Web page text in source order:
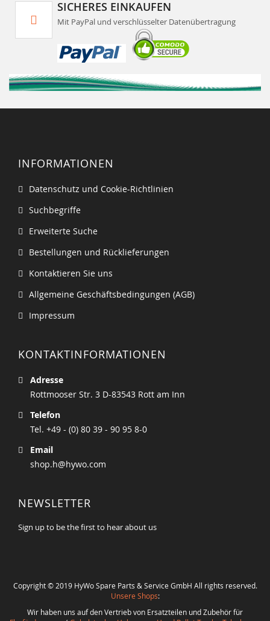
SICHERES EINKAUFEN
Mit PayPal und verschlüsselter Datenübertragung
INFORMATIONEN
Datenschutz und Cookie-Richtlinien
Suchbegriffe
Erweiterte Suche
Bestellungen und Rücklieferungen
Kontaktieren Sie uns
Allgemeine Geschäftsbedingungen (AGB)
Impressum
KONTAKTINFORMATIONEN
Adresse
Rottmooser Str. 3 D-83543 Rott am Inn
Telefon
Tel. +49 - (0) 80 39 - 90 95 8-0
Email
shop.h@hywo.com
NEWSLETTER
Sign up to be the first to hear about us
Copyright © 2019 HyWo Spare Parts & Service GmbH All rights reserved.
Unsere Shops:
Wir haben uns auf den Vertrieb von Ersatzteilen und Zubehör für